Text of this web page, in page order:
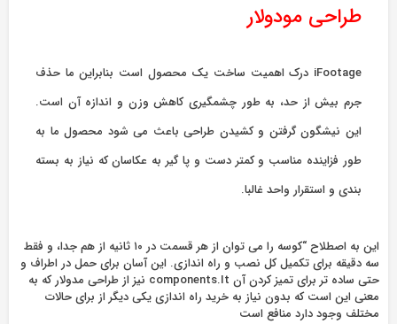
طراحی مودولار
iFootage درک اهمیت ساخت یک محصول است بنابراین ما حذف
جرم بیش از حد، به طور چشمگیری کاهش وزن و اندازه آن است.
این نیشگون گرفتن و کشیدن طراحی باعث می شود محصول ما به
طور فزاینده مناسب و کمتر دست و پا گیر به عکاسان که نیاز به بسته
بندی و استقرار واحد غالبا.
این به اصطلاح “کوسه را می توان از هر قسمت در ۱۰ ثانیه از هم جدا، و فقط
سه دقیقه برای تکمیل کل نصب و راه اندازی. این آسان برای حمل در اطراف و
حتی ساده تر برای تمیز کردن آن components.It نیز از طراحی مدولار که به
معنی این است که بدون نیاز به خرید راه اندازی یکی دیگر از برای حالات
مختلف وجود دارد منافع است